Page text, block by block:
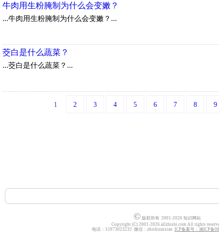
牛肉用生粉腌制为什么会变嫩？
...牛肉用生粉腌制为什么会变嫩？...
茭白是什么蔬菜？
...茭白是什么蔬菜？...
1 2 3 4 5 6 7 8 9
©版权所有 2001-2026 知识网站
Copyright (C) 2001-2026 allzhishi.com All rights
电话：15973023232 微信：zhishizaixian ICP备案号：湘ICP备